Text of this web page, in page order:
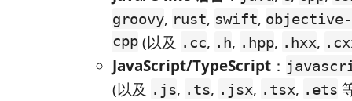
groovy, rust, swift,
cpp(以及 .cc, .h, .hpp, .hxx,
JavaScript/TypeScript ：
(以及 .js, .ts, .jsx, .tsx, .ets